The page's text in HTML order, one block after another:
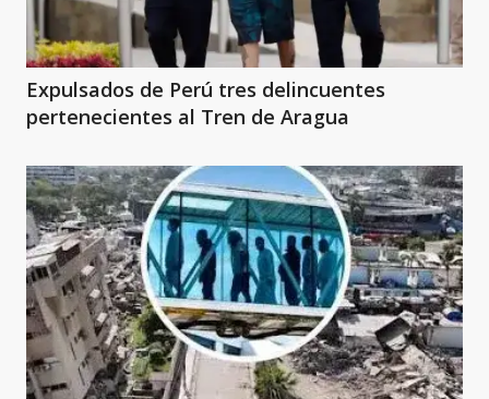
Expulsados de Perú tres delincuentes
pertenecientes al Tren de Aragua